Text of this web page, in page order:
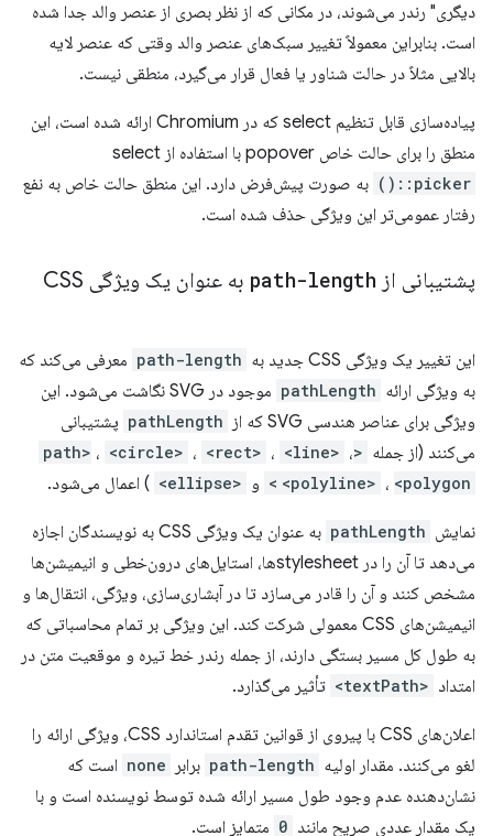
دیگری" رندر می‌شوند، در مکانی که از نظر بصری از عنصر والد جدا شده
است. بنابراین معمولاً تغییر سبک‌های عنصر والد وقتی که عنصر لایه
بالایی مثلاً در حالت شناور یا فعال قرار می‌گیرد، منطقی نیست.
پیاده‌سازی قابل تنظیم select که در Chromium ارائه شده است، این
منطق را برای حالت خاص popover با استفاده از select
::picker()
به صورت پیش‌فرض دارد. این منطق حالت خاص به نفع
رفتار عمومی‌تر این ویژگی حذف شده است.
پشتیبانی از path-length به عنوان یک ویژگی CSS
این تغییر یک ویژگی CSS جدید به path-length معرفی می‌کند که
به ویژگی ارائه pathLength
موجود در SVG نگاشت می‌شود. این
ویژگی برای عناصر هندسی SVG که از
pathLength پشتیبانی
می‌کنند (از جمله <path> ، <circle> ، <rect> ، <line> ،
<polyline> ، <polygon> و <ellipse> ) اعمال می‌شود.
نمایش pathLength
به عنوان یک ویژگی CSS به نویسندگان اجازه
می‌دهد تا آن را در stylesheetها، استایل‌های درون‌خطی و انیمیشن‌ها
مشخص کنند و آن را قادر می‌سازد تا در آبشاری‌سازی، ویژگی، انتقال‌ها و
انیمیشن‌های CSS معمولی شرکت کند. این ویژگی بر تمام محاسباتی که
به طول کل مسیر بستگی دارند، از جمله رندر خط تیره و موقعیت متن در
امتداد <textPath> تأثیر می‌گذارد.
اعلان‌های CSS با پیروی از قوانین تقدم استاندارد CSS، ویژگی ارائه را
لغو می‌کنند. مقدار اولیه path-length برابر none است که
نشان‌دهنده عدم وجود طول مسیر ارائه شده توسط نویسنده است و با
یک مقدار عددی صریح مانند 0 متمایز است.